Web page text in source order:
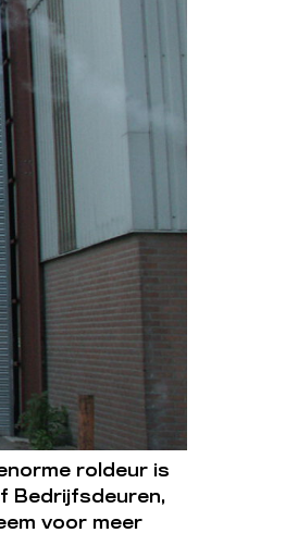
roldeur is
Bedrijfsdeuren,
voor meer